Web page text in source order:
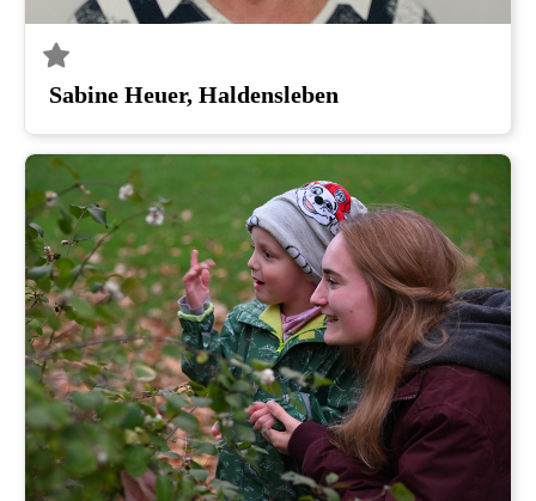
Sabine Heuer, Haldensleben